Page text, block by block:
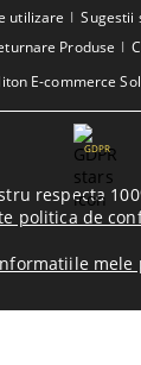
E-commerce
utilizare
Sugestii
Produse
GDPR
respecta
politica de
mele